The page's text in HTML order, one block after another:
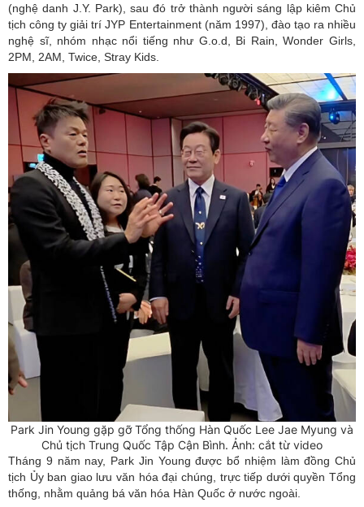
(nghệ danh J.Y. Park), sau đó trở thành người sáng lập kiêm Chủ
tịch công ty giải trí JYP Entertainment (năm 1997), đào tạo ra nhiều
nghệ sĩ, nhóm nhạc nổi tiếng như G.o.d, Bi Rain, Wonder Girls,
2PM, 2AM, Twice, Stray Kids.
Park Jin Young gặp gỡ Tổng thống Hàn Quốc Lee Jae Myung và
Chủ tịch Trung Quốc Tập Cận Bình. Ảnh: cắt từ video
Tháng 9 năm nay, Park Jin Young được bổ nhiệm làm đồng Chủ
tịch Ủy ban giao lưu văn hóa đại chúng, trực tiếp dưới quyền Tổng
thống, nhằm quảng bá văn hóa Hàn Quốc ở nước ngoài.